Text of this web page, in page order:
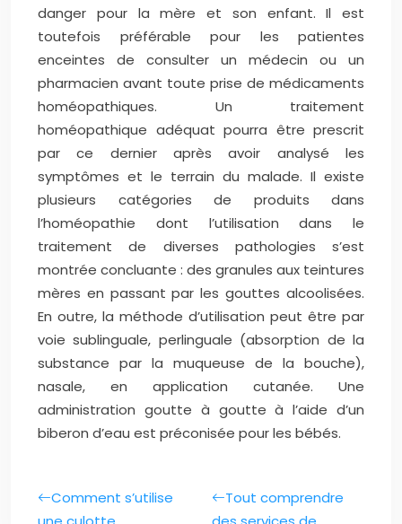
danger pour la mère et son enfant. Il est
toutefois préférable pour les patientes
enceintes de consulter un médecin ou un
pharmacien avant toute prise de médicaments
homéopathiques. Un traitement
homéopathique adéquat pourra être prescrit
par ce dernier après avoir analysé les
symptômes et le terrain du malade. Il existe
plusieurs catégories de produits dans
l’homéopathie dont l’utilisation dans le
traitement de diverses pathologies s’est
montrée concluante : des granules aux teintures
mères en passant par les gouttes alcoolisées.
En outre, la méthode d’utilisation peut être par
voie sublinguale, perlinguale (absorption de la
substance par la muqueuse de la bouche),
nasale, en application cutanée. Une
administration goutte à goutte à l’aide d’un
biberon d’eau est préconisée pour les bébés.
Comment s’utilise
Tout comprendre